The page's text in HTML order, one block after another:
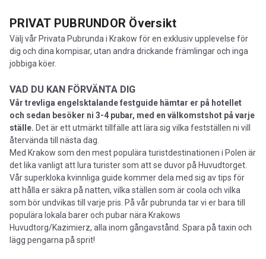
PRIVAT PUBRUNDOR Översikt
Välj vår Privata Pubrunda i Krakow för en exklusiv upplevelse för
dig och dina kompisar, utan andra drickande främlingar och inga
jobbiga köer.
VAD DU KAN FÖRVÄNTA DIG
Vår trevliga engelsktalande festguide hämtar er på hotellet
och sedan besöker ni 3-4 pubar, med en välkomstshot på varje
ställe. Det är ett utmärkt tillfälle att lära sig vilka festställen ni vill
återvända till nästa dag.
Med Krakow som den mest populära turistdestinationen i Polen är
det lika vanligt att lura turister som att se duvor på Huvudtorget.
Vår superkloka kvinnliga guide kommer dela med sig av tips för
att hålla er säkra på natten, vilka ställen som är coola och vilka
som bör undvikas till varje pris. På vår pubrunda tar vi er bara till
populära lokala barer och pubar nära Krakows
Huvudtorg/Kazimierz, alla inom gångavstånd. Spara på taxin och
lägg pengarna på sprit!